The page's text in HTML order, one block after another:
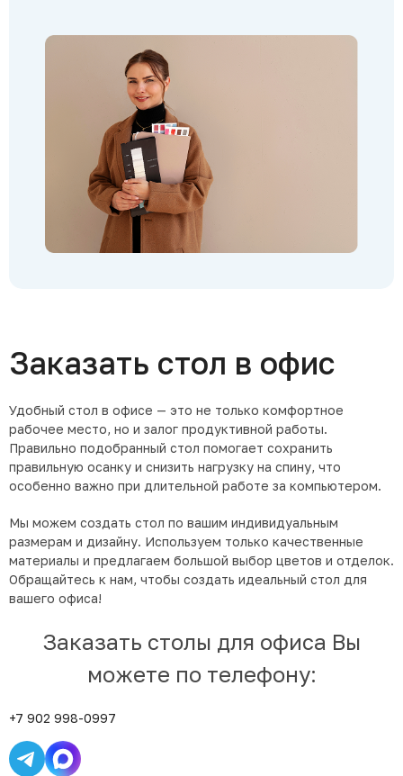
Заказать стол в офис
Удобный стол в офисе — это не только комфортное
рабочее место, но и залог продуктивной работы.
Правильно подобранный стол помогает сохранить
правильную осанку и снизить нагрузку на спину, что
особенно важно при длительной работе за компьютером.
Мы можем создать стол по вашим индивидуальным
размерам и дизайну. Используем только качественные
материалы и предлагаем большой выбор цветов и отделок.
Обращайтесь к нам, чтобы создать идеальный стол для
вашего офиса!
Заказать столы для офиса Вы
можете по телефону:
+7 902 998-0997